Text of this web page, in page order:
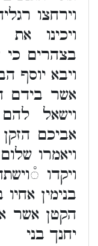
וירחצו
ויכינו
בצהרים
ויבא יוסף
אשר בידם
וישאל
אביכם
ויאמרו
ויקדו
בנימין
הקטן אשר
יחנך בני